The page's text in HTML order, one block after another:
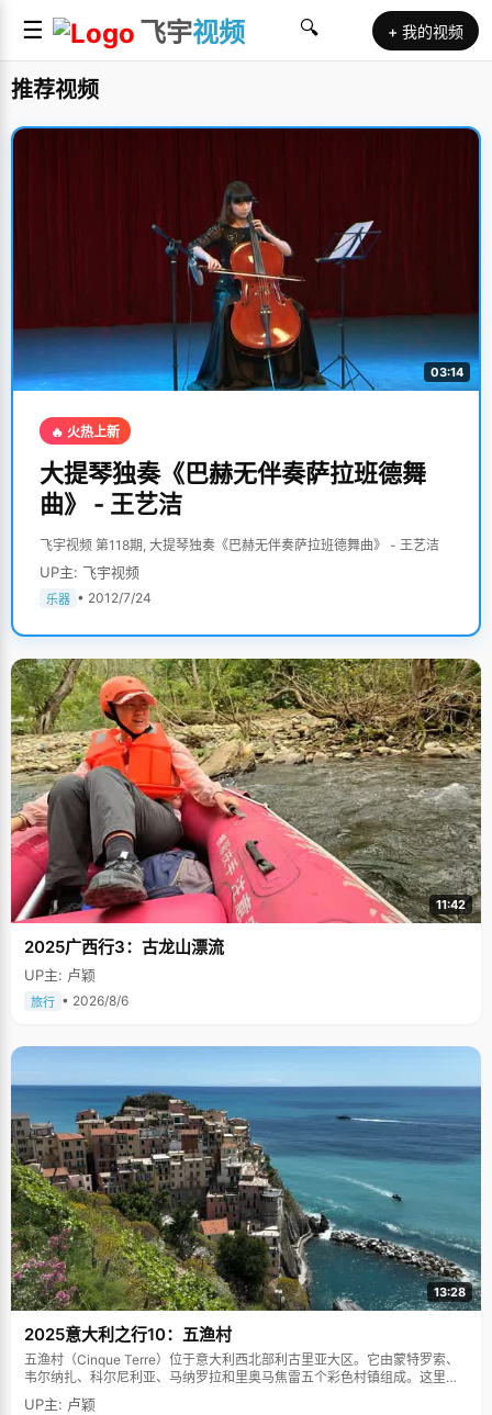
☰ 飞宇视频 🔍 + 我的视频
推荐视频
03:14
🔥 火热上新
大提琴独奏《巴赫无伴奏萨拉班德舞
曲》 - 王艺洁
飞宇视频 第118期, 大提琴独奏《巴赫无伴奏萨拉班德舞曲》 - 王艺洁
UP主: 飞宇视频
乐器 • 2012/7/24
11:42
2025广西行3：古龙山漂流
UP主: 卢颖
旅行 • 2026/8/6
13:28
2025意大利之行10：五渔村
五渔村（Cinque Terre）位于意大利西北部利古里亚大区。它由蒙特罗索、
韦尔纳扎、科尔尼利亚、马纳罗拉和里奥马焦雷五个彩色村镇组成。这里依
山傍海，房屋色彩斑斓，1997年被列为世界文化遗产。
UP主: 卢颖